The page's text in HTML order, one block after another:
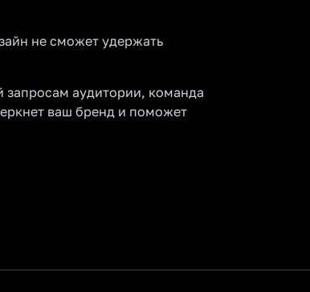
не сможет удержать
запросам аудитории, команда
ваш бренд и поможет